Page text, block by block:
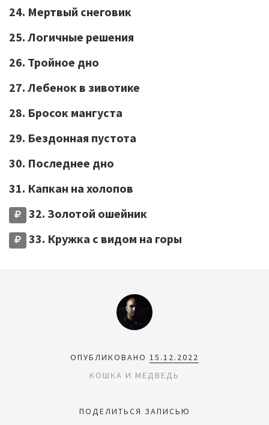
24. Мертвый снеговик
25. Логичные решения
26. Тройное дно
27. Лебенок в зивотике
28. Бросок мангуста
29. Бездонная пустота
30. Последнее дно
31. Капкан на холопов
32. Золотой ошейник
33. Кружка с видом на горы
ОПУБЛИКОВАНО 15.12.2022
КОШКА И МЕДВЕДЬ
ПОДЕЛИТЬСЯ ЗАПИСЬЮ